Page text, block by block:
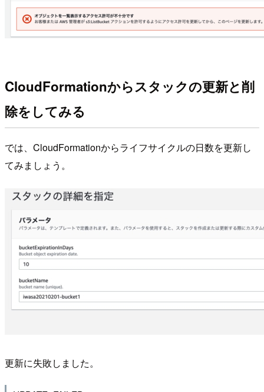
CloudFormationからスタックの更新と削
除をしてみる
では、CloudFormationからライフサイクルの日数を更新し
てみましょう。
更新に失敗しました。